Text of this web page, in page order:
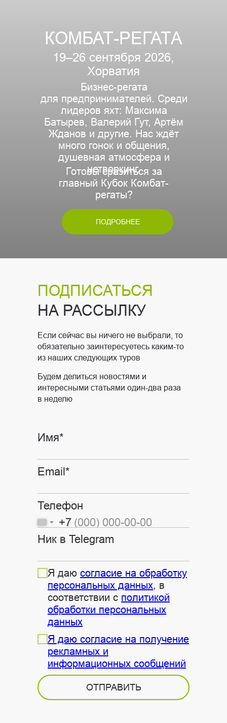
КОМБАТ-РЕГАТА
19–26 сентября 2026,
Хорватия
Бизнес-регата
для предпринимателей. Среди
лидеров яхт: Максима
Батырев, Валерий Гут, Артём
Жданов и другие. Нас ждёт
много гонок и общения,
душевная атмосфера и
нетворкинг.
Готовы сразиться за
главный Кубок Комбат-
регаты?
ПОДРОБНЕЕ
ПОДПИСАТЬСЯ
НА РАССЫЛКУ
Если сейчас вы ничего не выбрали, то
обязательно заинтересуетесь каким-то
из наших следующих туров
Имя*
Email*
Телефон
+7
Ник в Telegram
Я даю согласие на обработку
персональных данных, в
соответствии с политикой
обработки персональных
данных
Я даю согласие на получение
рекламных и
информационных сообщений
ОТПРАВИТЬ
Будем делиться новостями и
интересными статьями один-два раза
в неделю